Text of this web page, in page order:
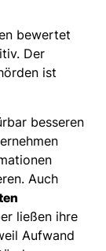
bewertet
Der
ist
besseren
Auch
ließen ihre
Aufwand